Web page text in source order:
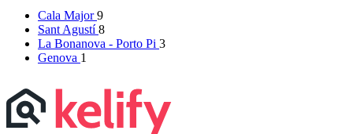
Cala Major9
Sant Agustí8
La Bonanova - Porto Pi 3
Genova 1